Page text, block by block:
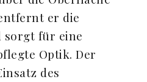
er die
sorgt für eine
Optik. Der
des